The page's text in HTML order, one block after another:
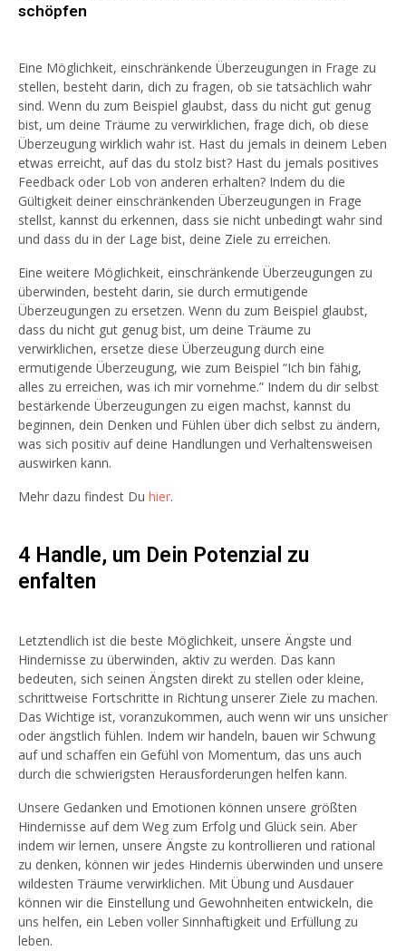
schöpfen
Eine Möglichkeit, einschränkende Überzeugungen in Frage zu
stellen, besteht darin, dich zu fragen, ob sie tatsächlich wahr
sind. Wenn du zum Beispiel glaubst, dass du nicht gut genug
bist, um deine Träume zu verwirklichen, frage dich, ob diese
Überzeugung wirklich wahr ist. Hast du jemals in deinem Leben
etwas erreicht, auf das du stolz bist? Hast du jemals positives
Feedback oder Lob von anderen erhalten? Indem du die
Gültigkeit deiner einschränkenden Überzeugungen in Frage
stellst, kannst du erkennen, dass sie nicht unbedingt wahr sind
und dass du in der Lage bist, deine Ziele zu erreichen.
Eine weitere Möglichkeit, einschränkende Überzeugungen zu
überwinden, besteht darin, sie durch ermutigende
Überzeugungen zu ersetzen. Wenn du zum Beispiel glaubst,
dass du nicht gut genug bist, um deine Träume zu
verwirklichen, ersetze diese Überzeugung durch eine
ermutigende Überzeugung, wie zum Beispiel “Ich bin fähig,
alles zu erreichen, was ich mir vornehme.” Indem du dir selbst
bestärkende Überzeugungen zu eigen machst, kannst du
beginnen, dein Denken und Fühlen über dich selbst zu ändern,
was sich positiv auf deine Handlungen und Verhaltensweisen
auswirken kann.
Mehr dazu findest Du hier.
4 Handle, um Dein Potenzial zu
enfalten
Letztendlich ist die beste Möglichkeit, unsere Ängste und
Hindernisse zu überwinden, aktiv zu werden. Das kann
bedeuten, sich seinen Ängsten direkt zu stellen oder kleine,
schrittweise Fortschritte in Richtung unserer Ziele zu machen.
Das Wichtige ist, voranzukommen, auch wenn wir uns unsicher
oder ängstlich fühlen. Indem wir handeln, bauen wir Schwung
auf und schaffen ein Gefühl von Momentum, das uns auch
durch die schwierigsten Herausforderungen helfen kann.
Unsere Gedanken und Emotionen können unsere größten
Hindernisse auf dem Weg zum Erfolg und Glück sein. Aber
indem wir lernen, unsere Ängste zu kontrollieren und rational
zu denken, können wir jedes Hindernis überwinden und unsere
wildesten Träume verwirklichen. Mit Übung und Ausdauer
können wir die Einstellung und Gewohnheiten entwickeln, die
uns helfen, ein Leben voller Sinnhaftigkeit und Erfüllung zu
leben.